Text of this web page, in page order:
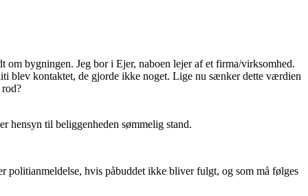
bygningen. Jeg bor i Ejer, naboen lejer af et firma/virksomhed.
blev kontaktet, de gjorde ikke noget. Lige nu sænker dette værdien
hensyn til beliggenheden sømmelig stand.
politianmeldelse, hvis påbuddet ikke bliver fulgt, og som må følges